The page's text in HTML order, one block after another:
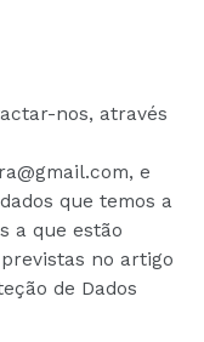
nos, através
e
que temos a
a que estão
no artigo
de Dados